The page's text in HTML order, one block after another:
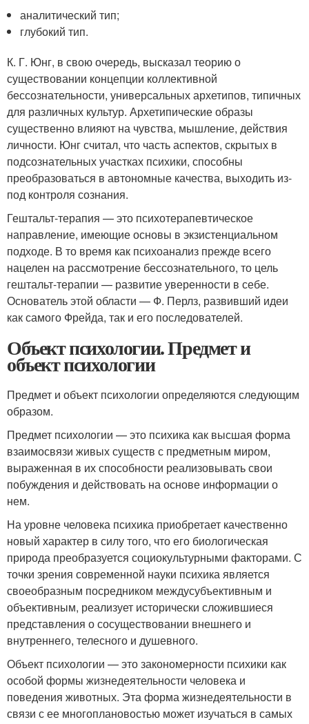
аналитический тип;
глубокий тип.
К. Г. Юнг, в свою очередь, высказал теорию о
существовании концепции коллективной
бессознательности, универсальных архетипов, типичных
для различных культур. Архетипические образы
существенно влияют на чувства, мышление, действия
личности. Юнг считал, что часть аспектов, скрытых в
подсознательных участках психики, способны
преобразоваться в автономные качества, выходить из-
под контроля сознания.
Гештальт-терапия — это психотерапевтическое
направление, имеющие основы в экзистенциальном
подходе. В то время как психоанализ прежде всего
нацелен на рассмотрение бессознательного, то цель
гештальт-терапии — развитие уверенности в себе.
Основатель этой области — Ф. Перлз, развивший идеи
как самого Фрейда, так и его последователей.
Объект психологии. Предмет и
объект психологии
Предмет и объект психологии определяются следующим
образом.
Предмет психологии — это психика как высшая форма
взаимосвязи живых существ с предметным миром,
выраженная в их способности реализовывать свои
побуждения и действовать на основе информации о
нем.
На уровне человека психика приобретает качественно
новый характер в силу того, что его биологическая
природа преобразуется социокультурными факторами. С
точки зрения современной науки психика является
своеобразным посредником междусубъективным и
объективным, реализует исторически сложившиеся
представления о сосуществовании внешнего и
внутреннего, телесного и душевного.
Объект психологии — это закономерности психики как
особой формы жизнедеятельности человека и
поведения животных. Эта форма жизнедеятельности в
связи с ее многоплановостью может изучаться в самых